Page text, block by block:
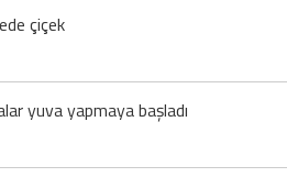
çiçek
yuva yapmaya başladı